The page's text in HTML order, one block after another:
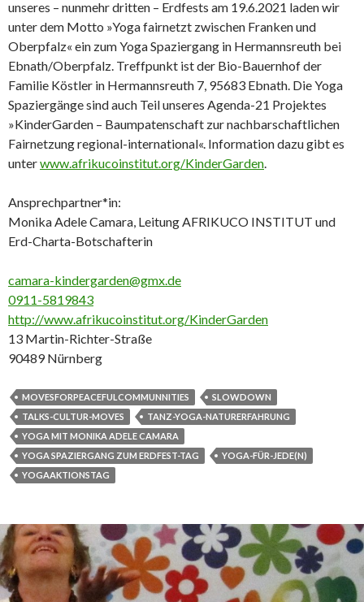
unseres – nunmehr dritten – Erdfests am 19.6.2021 laden wir
unter dem Motto »Yoga fairnetzt zwischen Franken und
Oberpfalz« ein zum Yoga Spaziergang in Hermannsreuth bei
Ebnath/Oberpfalz. Treffpunkt ist der Bio-Bauernhof der
Familie Köstler in Hermannsreuth 7, 95683 Ebnath. Die Yoga
Spaziergänge sind auch Teil unseres Agenda-21 Projektes
»KinderGarden – Baumpatenschaft zur nachbarschaftlichen
Fairnetzung regional-international«. Information dazu gibt es
unterwww.afrikucoinstitut.org/KinderGarden.
Ansprechpartner*in:
Monika Adele Camara, Leitung AFRIKUCO INSTITUT und
Erd-Charta-Botschafterin
camara-kindergarden@gmx.de
0911-5819843
http://www.afrikucoinstitut.org/KinderGarden
13 Martin-Richter-Straße
90489 Nürnberg
MOVESFORPEACEFULCOMMUNNITIES
SLOWDOWN
TALKS-CULTUR-MOVES
TANZ-YOGA-NATURERFAHRUNG
YOGA MIT MONIKA ADELE CAMARA
YOGA SPAZIERGANG ZUM ERDFEST-TAG
YOGA-FÜR-JEDE(N)
YOGAAKTIONSTAG